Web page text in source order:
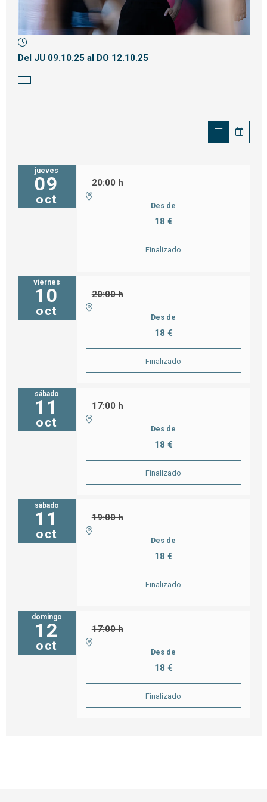
Diapositiva 1 de 1
Del JU 09.10.25al DO 12.10.25
jueves
09
oct
20:00 h
Des de
18 €
Finalizado
viernes
10
oct
20:00 h
Des de
18 €
Finalizado
sábado
11
oct
17:00 h
Des de
18 €
Finalizado
sábado
11
oct
19:00 h
Des de
18 €
Finalizado
domingo
12
oct
17:00 h
Des de
18 €
Finalizado